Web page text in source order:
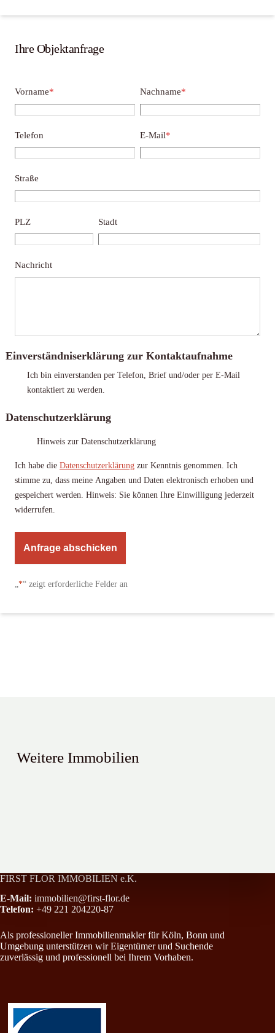
Ihre Objektanfrage
*“ zeigt erforderliche Felder an
Vorname* Nachname*
Telefon E-Mail*
Straße
PLZ Stadt
Nachricht
Einverständniserklärung zur Kontaktaufnahme
Ich bin einverstanden per Telefon, Brief und/oder per E-Mail
kontaktiert zu werden.
Datenschutzerklärung
Hinweis zur Datenschutzerklärung
Ich habe die Datenschutzerklärung zur Kenntnis genommen. Ich
stimme zu, dass meine Angaben und Daten elektronisch erhoben und
gespeichert werden. Hinweis: Sie können Ihre Einwilligung jederzeit
widerrufen.
t
r
Weitere Immobilien
FIRST FLOR IMMOBILIEN e.K.
E-Mail: immobilien@first-flor.de
Telefon: +49 221 204220-87
Als professioneller Immobilienmakler für Köln, Bonn und
Umgebung unterstützen wir Eigentümer und Suchende
zuverlässig und professionell bei Ihrem Vorhaben.